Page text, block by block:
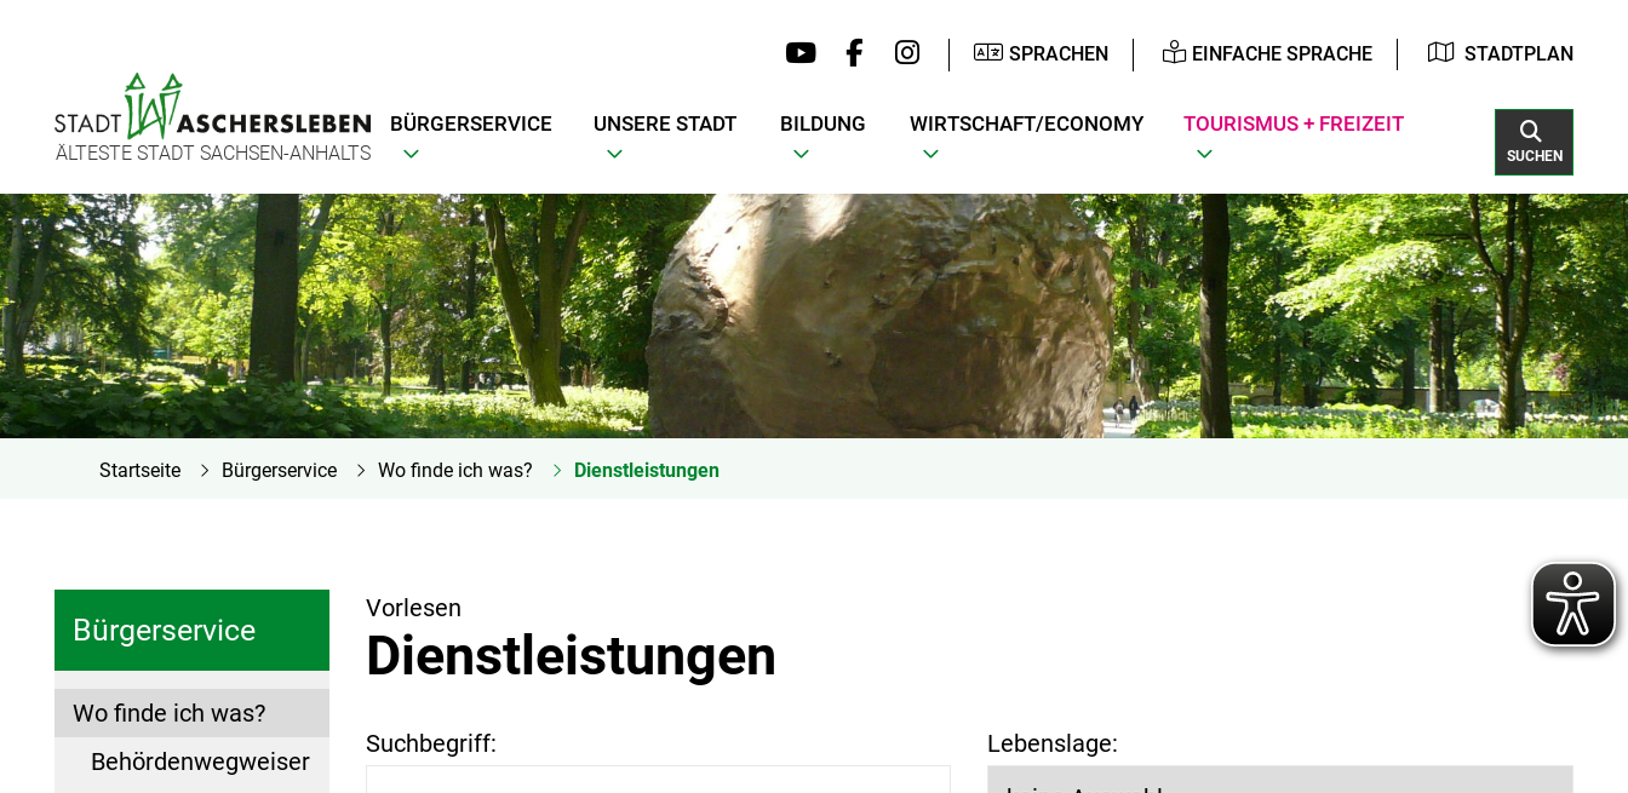
SPRACHEN EINFACHE SPRACHE STADTPLAN
ÄLTESTE STADT SACHSEN-ANHALTS
BÜRGERSERVICE UNSERE STADT BILDUNG WIRTSCHAFT/ECONOMY TOURISMUS + FREIZEIT
SUCHEN
Startseite Bürgerservice Wo finde ich was? Dienstleistungen
Bürgerservice
Wo finde ich was?
Behördenwegweiser
Vorlesen
Dienstleistungen
Suchbegriff: Lebenslage: